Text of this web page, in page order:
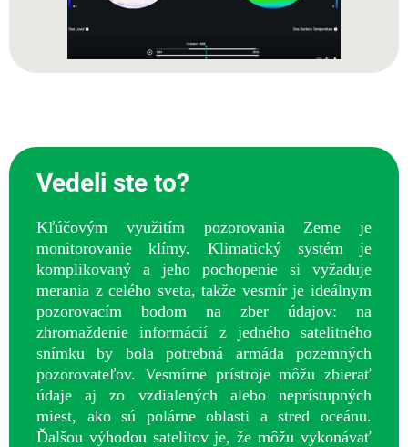
Vedeli ste to?
Kľúčovým využitím pozorovania Zeme je
monitorovanie klímy. Klimatický systém je
komplikovaný a jeho pochopenie si vyžaduje
merania z celého sveta, takže vesmír je ideálnym
pozorovacím bodom na zber údajov: na
zhromaždenie informácií z jedného satelitného
snímku by bola potrebná armáda pozemných
pozorovateľov. Vesmírne prístroje môžu zbierať
údaje aj zo vzdialených alebo neprístupných
miest, ako sú polárne oblasti a stred oceánu.
Ďalšou výhodou satelitov je, že môžu vykonávať